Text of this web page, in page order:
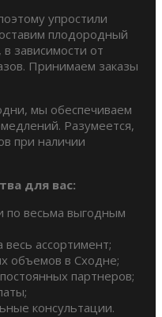
упростили
плодородный
зависимости от
Принимаем заказы
мы обеспечиваем
Разумеется,
при наличии
для вас:
по весьма выгодным
ассортимент;
объемов в Сходне;
партнеров;
консультации.